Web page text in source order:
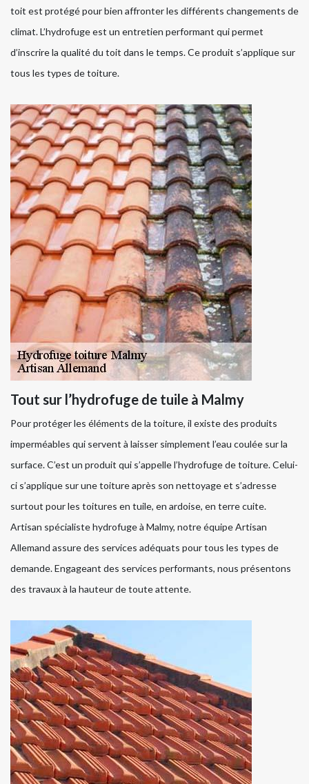
toit est protégé pour bien affronter les différents changements de
climat. L’hydrofuge est un entretien performant qui permet
d’inscrire la qualité du toit dans le temps. Ce produit s’applique sur
tous les types de toiture.
Tout sur l’hydrofuge de tuile à Malmy
Pour protéger les éléments de la toiture, il existe des produits
imperméables qui servent à laisser simplement l’eau coulée sur la
surface. C’est un produit qui s’appelle l’hydrofuge de toiture. Celui-
ci s’applique sur une toiture après son nettoyage et s’adresse
surtout pour les toitures en tuile, en ardoise, en terre cuite.
Artisan spécialiste hydrofuge à Malmy, notre équipe Artisan
Allemand assure des services adéquats pour tous les types de
demande. Engageant des services performants, nous présentons
des travaux à la hauteur de toute attente.